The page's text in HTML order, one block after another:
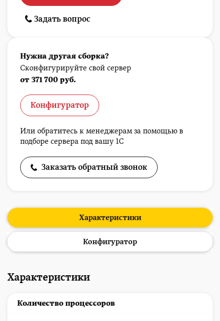
Задать вопрос
Нужна другая сборка?
Сконфигурируйте свой сервер
от 371 700 руб.
Конфигуратор
Или обратитесь к менеджерам за помощью в
подборе сервера под вашу 1С
Заказать обратный звонок
Характеристики
Конфигуратор
Характеристики
Количество процессоров